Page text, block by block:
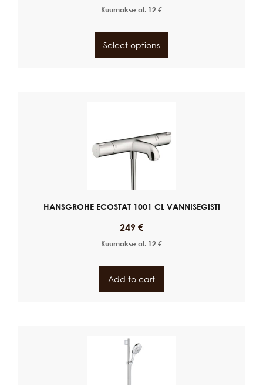
Kuumakse al. 12 €
Select options
HANSGROHE ECOSTAT 1001 CL VANNISEGISTI
249 €
Kuumakse al. 12 €
Add to cart